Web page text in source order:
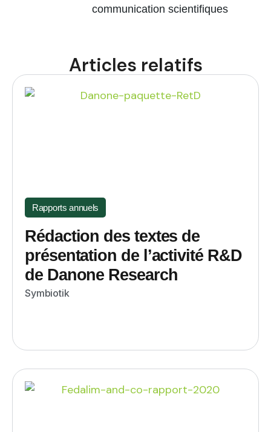
communication scientifiques
Articles relatifs
Rapports annuels
Rédaction des textes de
présentation de l’activité R&D
de Danone Research
Symbiotik